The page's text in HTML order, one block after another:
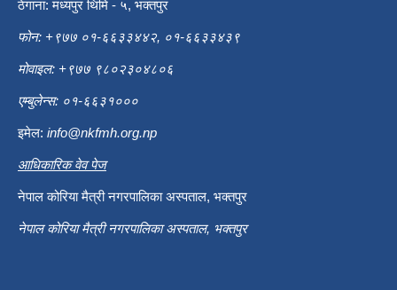
ठेगाना: मध्यपुर थिमि - ५, भक्तपुर
फोन: +९७७ ०१-६६३३४४२, ०१-६६३३४३९
मोवाइल: +९७७ ९८०२३०४८०६
एम्बुलेन्स: ०१-६६३१०००
इमेल: info@nkfmh.org.np
आधिकारिक वेव पेज
नेपाल कोरिया मैत्री नगरपालिका अस्पताल, भक्तपुर
नेपाल कोरिया मैत्री नगरपालिका अस्पताल, भक्तपुर